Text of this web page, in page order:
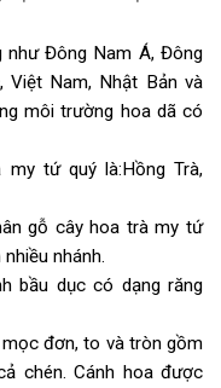
như Đông Nam Á, Đông
Việt Nam, Nhật Bản và
môi trường hoa dã có
tứ quý là:Hồng Trà,
gỗ cây hoa trà my tứ
nhánh.
bầu dục có dạng răng
đơn, to và tròn gồm
chén. Cánh hoa được